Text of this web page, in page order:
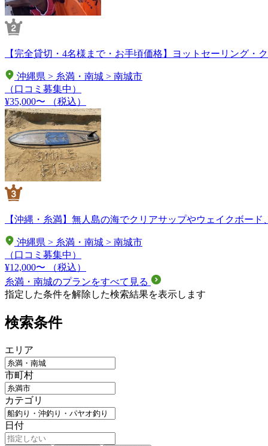
【完全貸切・4名様まで・お手頃価格】ヨットセーリング
沖縄県 > 糸満・南城 > 南城市
（口コミ募集中）
¥35,000〜
（税込）
【沖縄・糸満】無人島の海でクリアサップやウェイクボー
沖縄県 > 糸満・南城 > 南城市
（口コミ募集中）
¥12,000〜
（税込）
糸満・南城のプランをすべて見る
指定した条件を解除した検索結果を表示します
検索条件
エリア
市町村
カテゴリ
日付